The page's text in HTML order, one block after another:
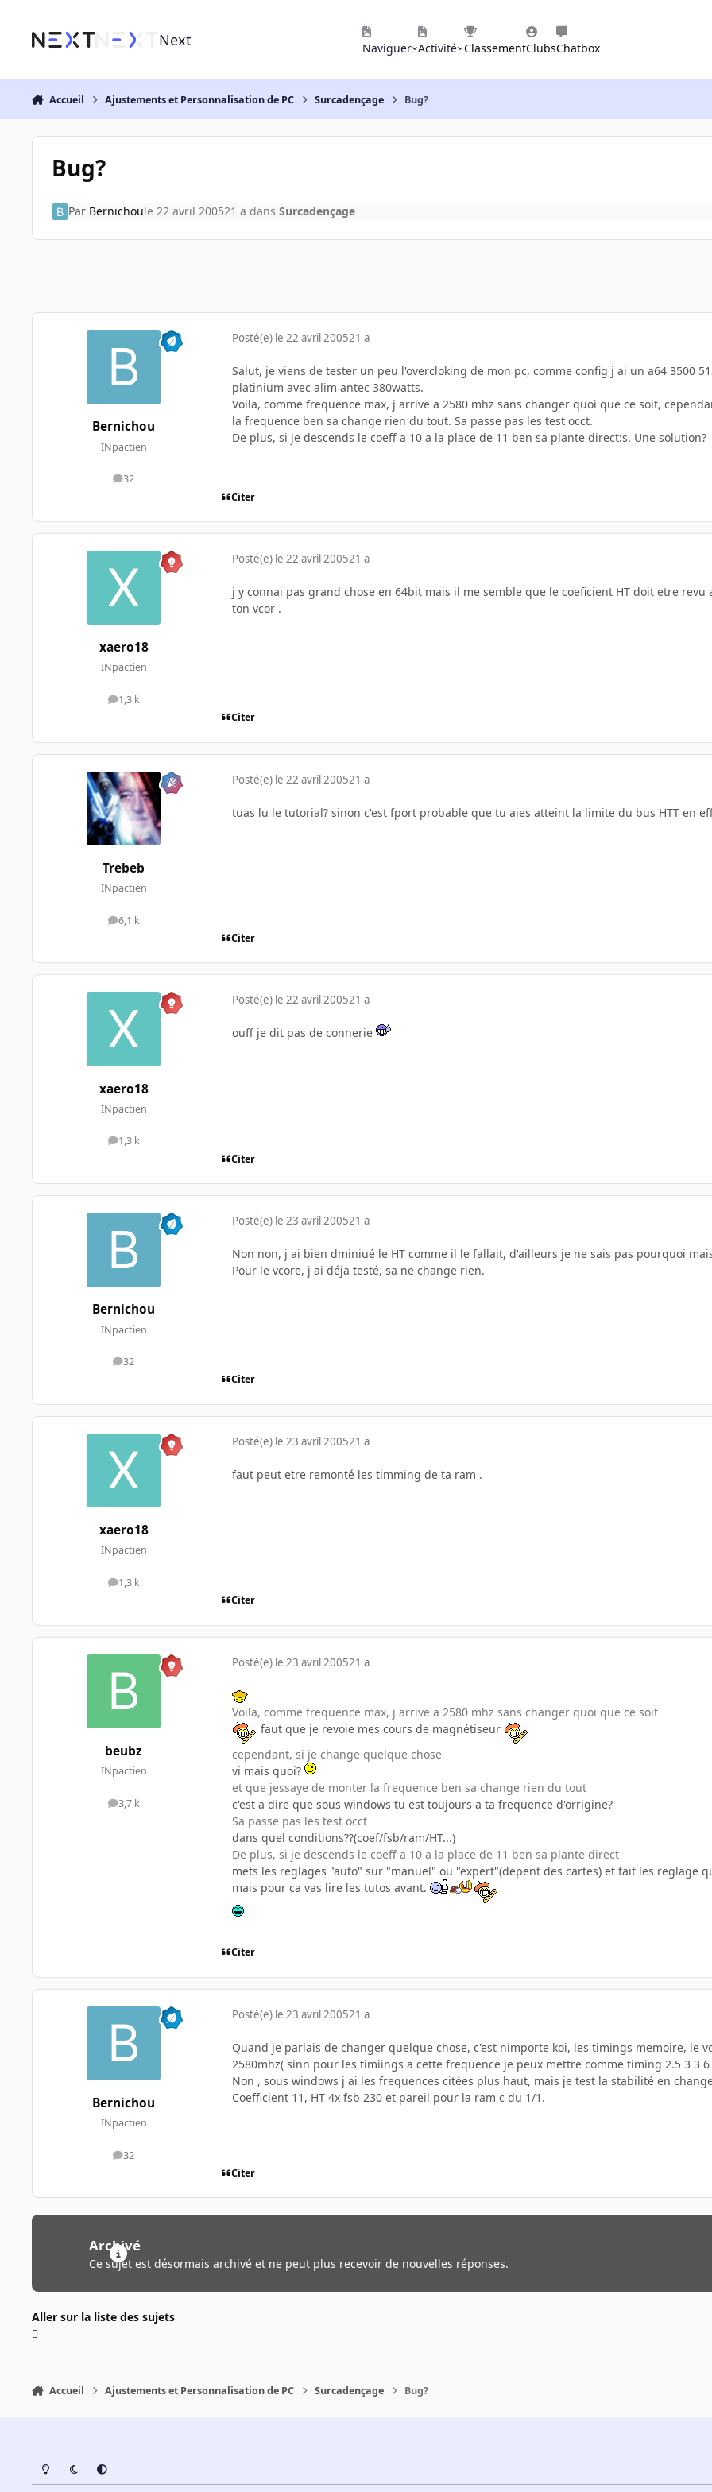
Next Naviguer Activité ClassementClubsChatbox
Accueil Ajustements et Personnalisation de PC Surcadençage Bug?
Bug?
Par Bernichoule 22 avril 200521 a dans Surcadençage
Bernichou
INpactien
32
messages
Posté(e) le 22 avril 200521 a
Salut, je viens de tester un peu l'overcloking de mon pc, comme config j ai un a64 3500
platinium avec alim antec 380watts.
Voila, comme frequence max, j arrive a 2580 mhz sans changer quoi que ce soit,
la frequence ben sa change rien du tout. Sa passe pas les test occt.
De plus, si je descends le coeff a 10 a la place de 11 ben sa plante direct:s. Une solution?
Citer
xaero18
INpactien
1,3 k
messages
Posté(e) le 22 avril 200521 a
j y connai pas grand chose en 64bit mais il me semble que le coeficient HT doit etre
ton vcor .
Citer
Trebeb
INpactien
6,1 k
messages
Posté(e) le 22 avril 200521 a
tuas lu le tutorial? sinon c'est fport probable que tu aies atteint la limite du bus HTT en
Citer
xaero18
INpactien
1,3 k
messages
Posté(e) le 22 avril 200521 a
ouff je dit pas de connerie
Citer
Bernichou
INpactien
32
messages
Posté(e) le 23 avril 200521 a
Non non, j ai bien dminiué le HT comme il le fallait, d'ailleurs je ne sais pas pourquoi
Pour le vcore, j ai déja testé, sa ne change rien.
Citer
xaero18
INpactien
1,3 k
messages
Posté(e) le 23 avril 200521 a
faut peut etre remonté les timming de ta ram .
Citer
beubz
INpactien
3,7 k
messages
Posté(e) le 23 avril 200521 a
Voila, comme frequence max, j arrive a 2580 mhz sans changer quoi que ce soit
faut que je revoie mes cours de magnétiseur
cependant, si je change quelque chose
vi mais quoi?
et que jessaye de monter la frequence ben sa change rien du tout
c'est a dire que sous windows tu est toujours a ta frequence d'orrigine?
Sa passe pas les test occt
dans quel conditions??(coef/fsb/ram/HT...)
De plus, si je descends le coeff a 10 a la place de 11 ben sa plante direct
mets les reglages "auto" sur "manuel" ou "expert"(depent des cartes) et fait les reglage
mais pour ca vas lire les tutos avant.
Citer
Bernichou
INpactien
32
messages
Posté(e) le 23 avril 200521 a
Quand je parlais de changer quelque chose, c'est nimporte koi, les timings memoire, le
2580mhz( sinn pour les timiings a cette frequence je peux mettre comme timing 2.5 3 3
Non , sous windows j ai les frequences citées plus haut, mais je test la stabilité en
Coefficient 11, HT 4x fsb 230 et pareil pour la ram c du 1/1.
Citer
Archivé
Ce sujet est désormais archivé et ne peut plus recevoir de nouvelles réponses.
Aller sur la liste des sujets
Accueil Ajustements et Personnalisation de PC Surcadençage Bug?
Light ModeDark ModeSystem Preference